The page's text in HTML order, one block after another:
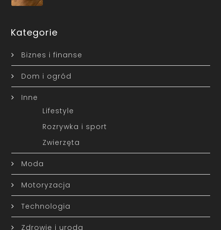
Kategorie
Biznes i finanse
Dom i ogród
Inne
Lifestyle
Rozrywka i sport
Zwierzęta
Moda
Motoryzacja
Technologia
Zdrowie i uroda